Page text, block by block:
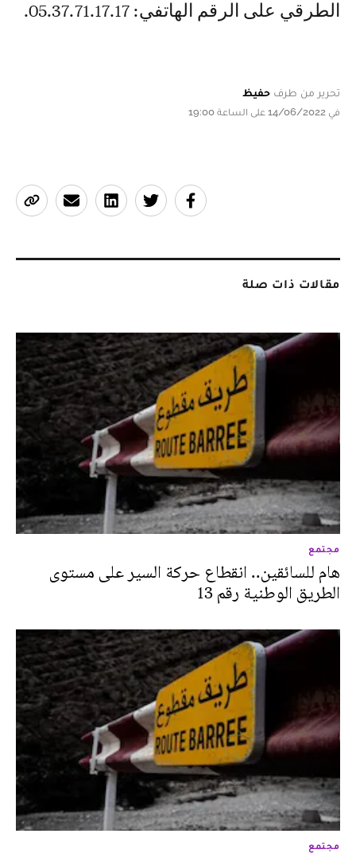
الطرقي على الرقم الهاتفي: 05.37.71.17.17.
تحرير من طرف حفيظ
في 14/06/2022 على الساعة 19:00
مقالات ذات صلة
مجتمع
هام للسائقين.. انقطاع حركة السير على مستوى
الطريق الوطنية رقم 13
مجتمع